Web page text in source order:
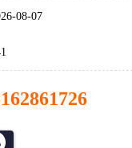
08-07